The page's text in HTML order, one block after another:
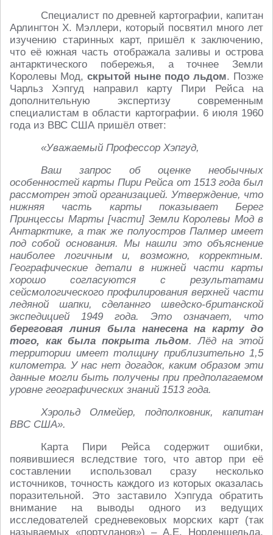
Специалист по древней картографии, капитан
Арлингтон X. Мэллери, который посвятил много лет
изучению старинных карт, пришёл к заключению,
что её южная часть отображала заливы и острова
антарктического побережья, а точнее Земли
Королевы Мод, скрытой ныне подо льдом. Позже
Чарльз Хэпгуд направил карту Пири Рейса на
дополнительную экспертизу современным
специалистам в области картографии. 6 июля 1960
года из ВВС США пришёл ответ:
«Уважаемый Профессор Хэпгуд,
Ваш запрос об оценке необычных
особенностей карты Пири Рейса от 1513 года был
рассмотрен этой организацией. Утверждение, что
нижняя часть карты показывает Берег
Принцессы Марты [части] Земли Королевы Мод в
Антарктике, а так же полуостров Палмер имеет
под собой основания. Мы нашли это объяснение
наиболее логичным и, возможно, корректным.
Географические детали в нижней части карты
хорошо согласуются с результатами
сейсмологического профилирования верхней части
ледяной шапки, сделаннго шведско-британской
экспедицией 1949 года. Это означает, что
береговая линия была нанесена на карту до
того, как была покрыта льдом. Лёд на этой
территории имеет толщину приблизительно 1,5
километра. У нас нет догадок, каким образом эти
данные могли быть получены при предполагаемом
уровне географических знаний 1513 года.
Хэрольд Олмейер, подполковник, капитан
ВВС США».
Карта Пири Рейса содержит ошибки,
появившиеся вследствие того, что автор при её
составлении использовал сразу несколько
источников, точность каждого из которых оказалась
поразительной. Это заставило Хэпгуда обратить
внимание на выводы одного из ведущих
исследователей средневековых морских карт (так
называемых «портуланов») – А.Е. Норденшельда,